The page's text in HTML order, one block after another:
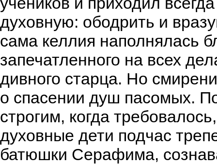
духовную: ободрить и
сама келлия наполнялась
запечатленного на всех
дивного старца. Но
о спасении душ пасомых.
строгим, когда
духовные дети подчас
батюшки Серафима,